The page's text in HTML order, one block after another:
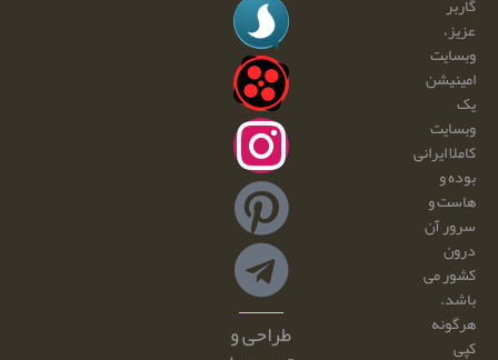
عزیز،
وبسایت
امینیشن
یک
وبسایت
کاملا ایرانی
بوده و
هاست و
سرور آن
درون
کشور می
باشد.
هرگونه
کپی طراحی و